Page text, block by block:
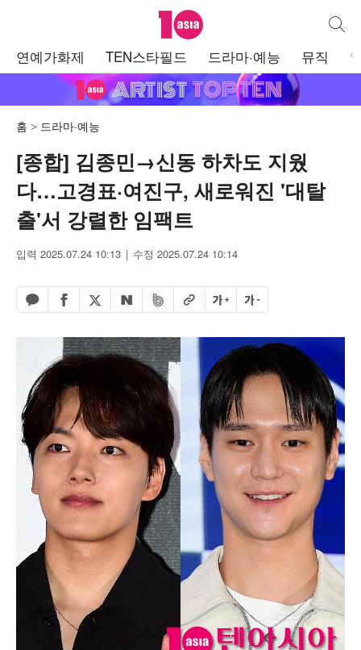
텐아시아 통합
연예가화제 TEN스타필드 드라마·예능 뮤직
홈 드라마·예능
[종합] 김종민→신동 하차도 지웠
다…고경표·여진구, 새로워진 '대탈
출'서 강렬한 임팩트
입력 2025.07.24 10:13 수정 2025.07.24 10:14
카카오톡 공유하기
페이스북 공유하기
엑스 공유하기
네이버 공유하기
밴드 공유하기
URL복사글자 크게글자 작게